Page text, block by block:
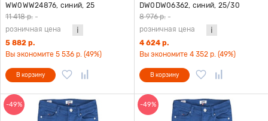
WW0WW24876, синий, 25
11 418 р. -
розничная цена
5 882 р.
Вы экономите 5 536 р. (49%)
В корзину
DW0DW06362, синий, 25/30
8 976 р. -
розничная цена
4 624 р.
Вы экономите 4 352 р. (49%)
В корзину
-49% -49%